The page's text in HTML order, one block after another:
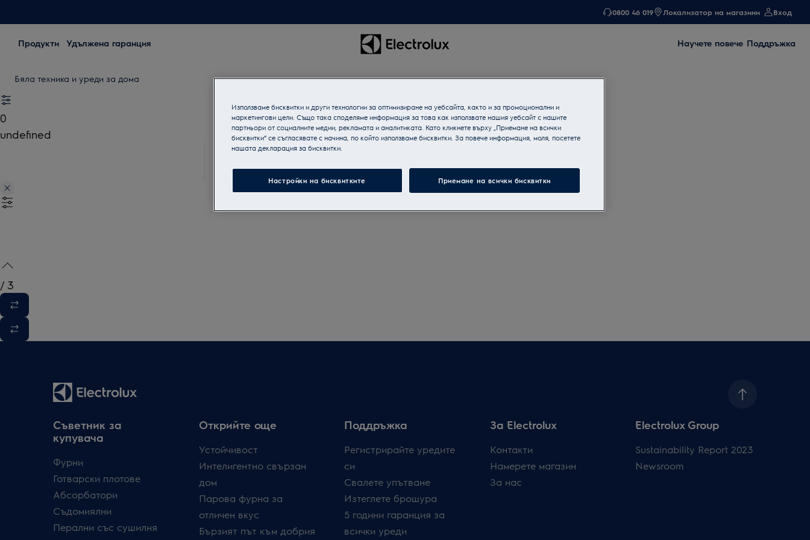
0800 46 019 Локализатор на магазини Вход
Продукти Удължена гаранция Научете повече Поддръжка
Бяла техника и уреди за дома
0
undefined
/ 3
Съветник за
купувача
Фурни
Готварски плотове
Абсорбатори
Съдомиялни
Перални със сушилня
Открийте още
Устойчивост
Интелигентно свързан
дом
Парова фурна за
отличен вкус
Бързият път към добрия
Поддръжка
Регистрирайте уредите
си
Свалете упътване
Изтеглете брошура
5 години гаранция за
всички уреди
За Electrolux
Контакти
Намерете магазин
За нас
Electrolux Group
Sustainability Report 2023
Newsroom
Използваме бисквитки и други технологии за оптимизиране на уебсайта, както и за промоционални и
маркетингови цели. Също така споделяме информация за това как използвате нашия уебсайт с нашите
партньори от социалните медии, рекламата и аналитиката. Като кликнете върху „Приемане на всички
бисквитки“ се съгласявате с начина, по който използваме бисквитки. За повече информация, моля, посетете
нашата декларация за бисквитки.
Настройки на бисквитките Приемане на всички бисквитки